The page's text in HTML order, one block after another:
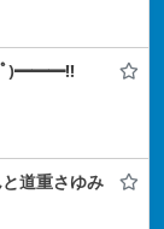
ﾟ)━━━!!
道重さゆみ